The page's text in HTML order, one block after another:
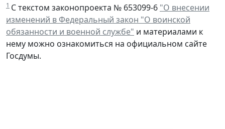
1 С текстом законопроекта № 653099-6 "О внесении
изменений в Федеральный закон "О воинской
обязанности и военной службе" и материалами к
нему можно ознакомиться на официальном сайте
Госдумы.